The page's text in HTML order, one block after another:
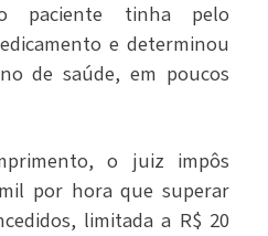
paciente tinha pelo
e determinou
de saúde, em poucos
o juiz impôs
por hora que superar
limitada a R$ 20